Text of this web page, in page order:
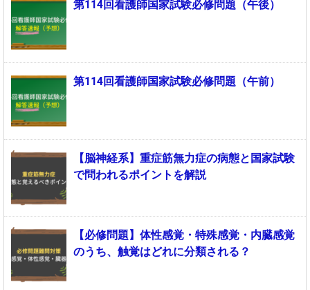
第114回看護師国家試験必修問題（午後）
第114回看護師国家試験必修問題（午前）
【脳神経系】重症筋無力症の病態と国家試験
で問われるポイントを解説
【必修問題】体性感覚・特殊感覚・内臓感覚
のうち、触覚はどれに分類される？